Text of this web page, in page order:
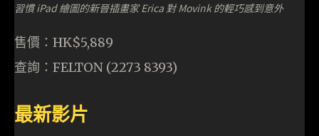
習慣 iPad 繪圖的新晉插畫家 Erica 對 Movink 的輕巧感到意外
售價：HK$5,889
查詢：FELTON (2273 8393)
最新影片